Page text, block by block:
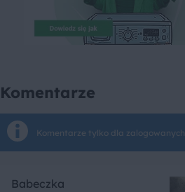
Komentarze
Komentarze tylko dla zalogowanych
Babeczka